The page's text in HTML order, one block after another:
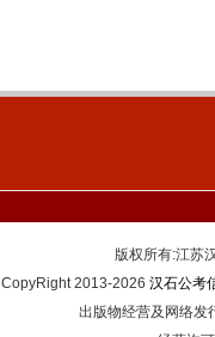
版权所有:江
CopyRight 2013-2026 汉石公考
出版物经营及网络发